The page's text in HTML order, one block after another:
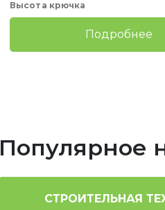
Высота крючка
Подробнее
Популярное
СТРОИТЕЛЬНАЯ